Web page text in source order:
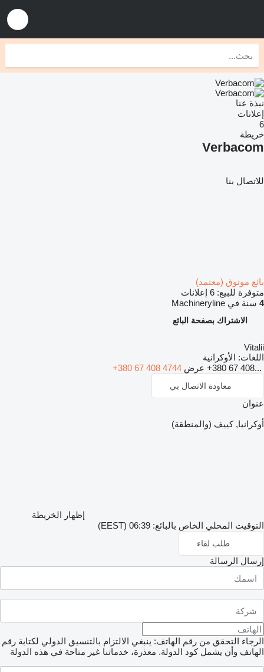
نبذة عنا
إعلانات
6
خريطة
Verbacom
للاتصال بنا
بائع موثوق (معتمد)
متوفرة للبيع: 6 إعلانات
4 سنة في Machineryline
الاشتراك بصفحة البائع
Vitalii
اللغات: الأوكرانية
+380 67 408... عرض +380 67 408 4744
معاودة الاتصال بي
عنوان
أوكرانيا, كييف (والمنطقة)
إظهار الخريطة
التوقيت المحلي الخاص بالبائع: 06:39 (EEST)
طلب لقاء
إرسال الرسالة
الرجاء التحقق من رقم الهاتف: ينبغي الالتزام بالتنسيق الدولي لكتابة رقم
الهاتف وأن يشمل كود الدولة. معذرة، خدماتنا غير متاحة في هذه الدولة